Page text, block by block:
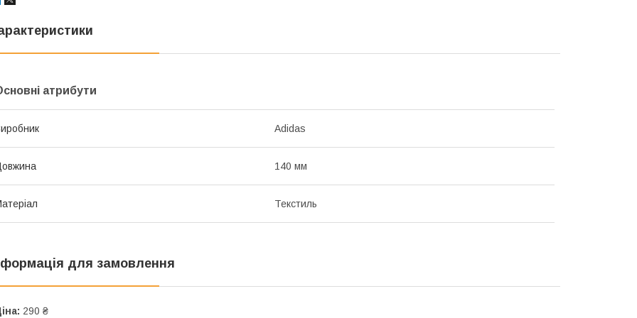
атрибути
Adidas
140 мм
Текстиль
для замовлення
290 ₴